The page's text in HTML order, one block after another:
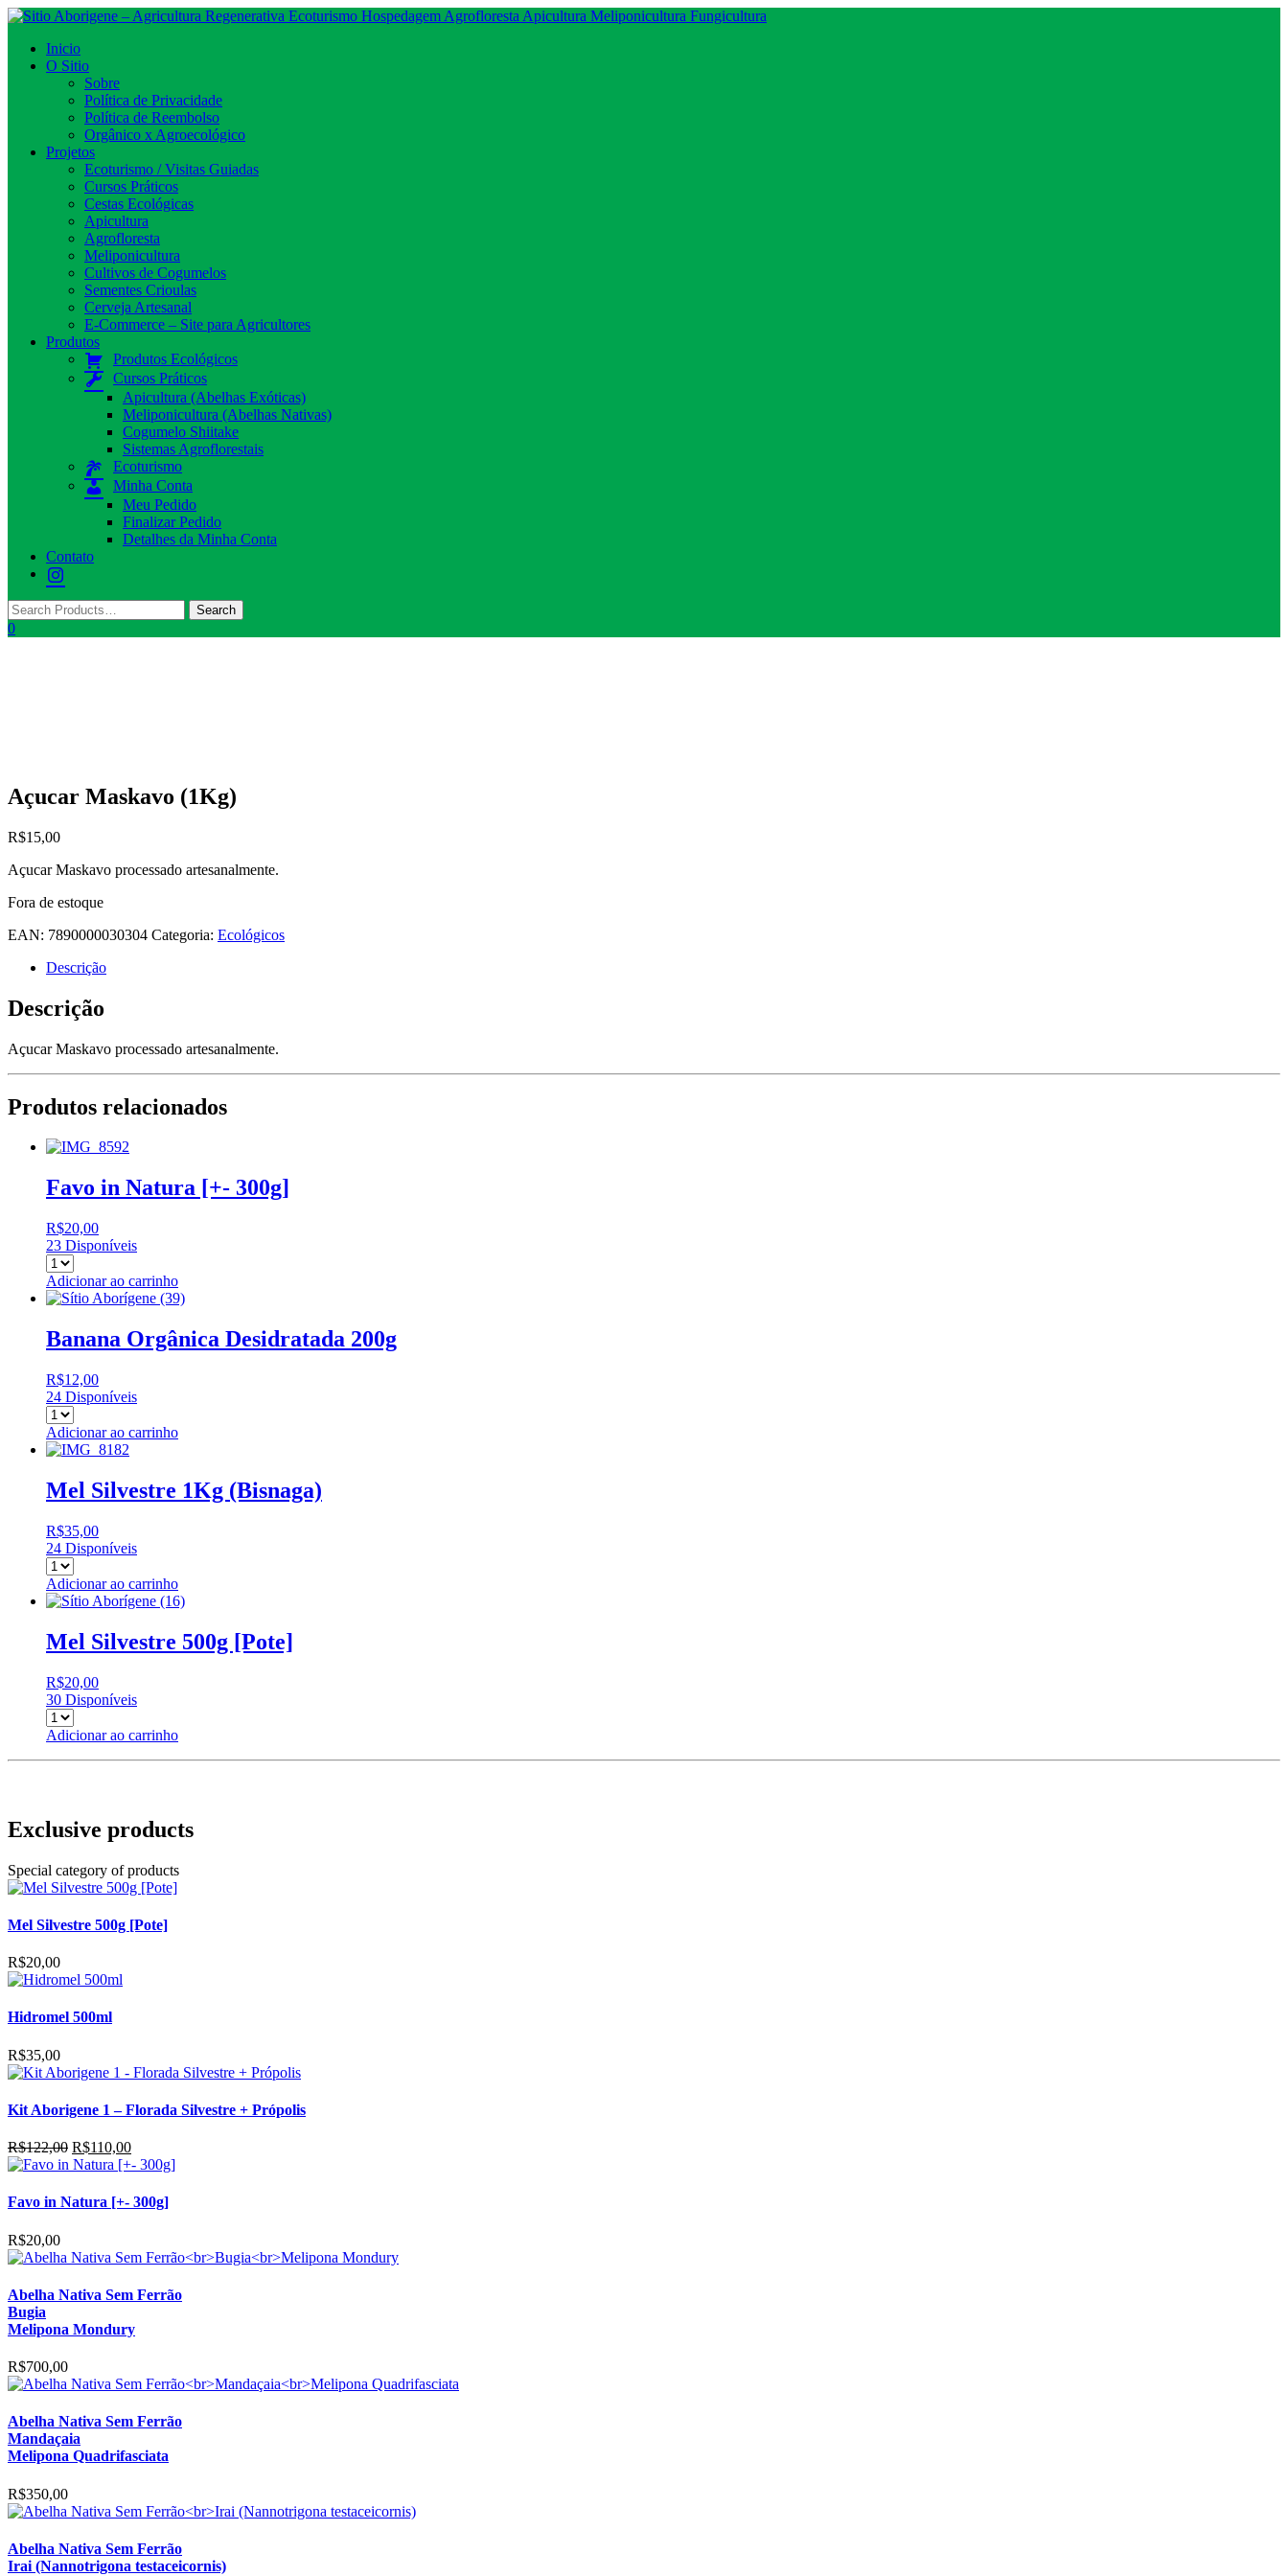
Inicio
O Sitio
Sobre
Política de Privacidade
Política de Reembolso
Orgânico x Agroecológico
Projetos
Ecoturismo / Visitas Guiadas
Cursos Práticos
Cestas Ecológicas
Apicultura
Agrofloresta
Meliponicultura
Cultivos de Cogumelos
Sementes Crioulas
Cerveja Artesanal
E-Commerce – Site para Agricultores​
Produtos
Produtos Ecológicos
Cursos Práticos
Apicultura (Abelhas Exóticas)
Meliponicultura (Abelhas Nativas)
Cogumelo Shiitake
Sistemas Agroflorestais
Ecoturismo
Minha Conta
Meu Pedido
Finalizar Pedido
Detalhes da Minha Conta
Contato
0
Açucar Maskavo (1Kg)
R$15,00
Açucar Maskavo processado artesanalmente.
Fora de estoque
EAN: 7890000030304 Categoria: Ecológicos
Descrição
Descrição
Açucar Maskavo processado artesanalmente.
Produtos relacionados
Favo in Natura [+- 300g]
R$20,00
23 Disponíveis
Adicionar ao carrinho
Banana Orgânica Desidratada 200g
R$12,00
24 Disponíveis
Adicionar ao carrinho
Mel Silvestre 1Kg (Bisnaga)
R$35,00
24 Disponíveis
Adicionar ao carrinho
Mel Silvestre 500g [Pote]
R$20,00
30 Disponíveis
Adicionar ao carrinho
Exclusive products
Special category of products
Mel Silvestre 500g [Pote]
R$20,00
Hidromel 500ml
R$35,00
Kit Aborigene 1 – Florada Silvestre + Própolis
R$122,00 O
preço
era:
R$110,00O
preço
é:
R$110,00.
Favo in Natura [+- 300g]
R$20,00
Abelha Nativa Sem Ferrão
Bugia
Melipona Mondury
R$700,00
Abelha Nativa Sem Ferrão
Mandaçaia
Melipona Quadrifasciata
R$350,00
Abelha Nativa Sem Ferrão
Irai (Nannotrigona testaceicornis)